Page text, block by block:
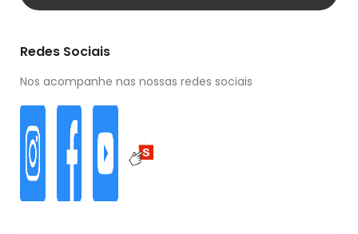
Redes Sociais
Nos acompanhe nas nossas redes sociais